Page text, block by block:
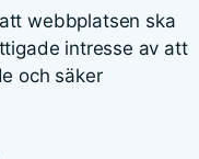
webbplatsen ska
intresse av att
och säker